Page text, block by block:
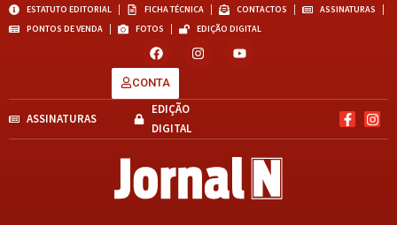
ESTATUTO EDITORIAL FICHA TÉCNICA CONTACTOS
ASSINATURAS
PONTOS DE VENDA
FOTOS EDIÇÃO DIGITAL
CONTA
ASSINATURAS
EDIÇÃO
DIGITAL